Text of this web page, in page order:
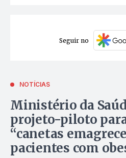
Seguir no
NOTÍCIAS
Ministério da
projeto-piloto
“canetas
pacientes com